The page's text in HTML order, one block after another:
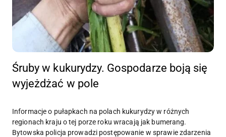
Śruby w kukurydzy. Gospodarze boją się
wyjeżdżać w pole
Informacje o pułapkach na polach kukurydzy w różnych
regionach kraju o tej porze roku wracają jak bumerang.
Bytowska policja prowadzi postępowanie w sprawie zdarzenia